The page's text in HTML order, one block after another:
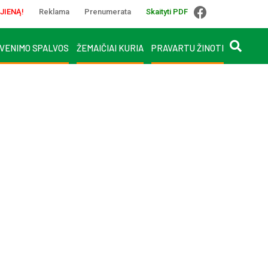
Reklama Prenumerata Skaityti PDF
SPALVOS ŽEMAIČIAI KURIA PRAVARTU ŽINOTI